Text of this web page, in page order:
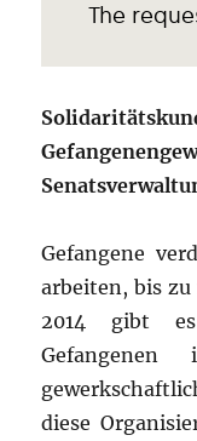
Gefangene
arbeiten, bis zu
2014 gibt
diese